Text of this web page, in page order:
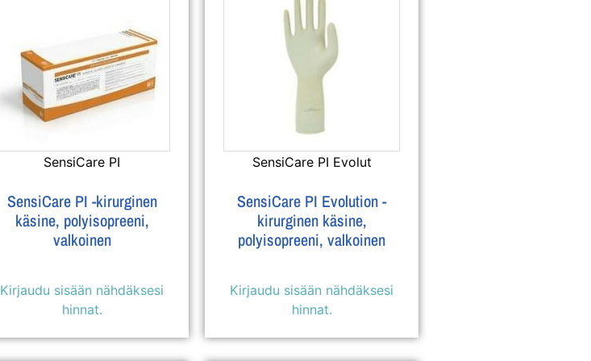
SensiCare PI
SensiCare PI -kirurginen
käsine, polyisopreeni,
valkoinen
Kirjaudu sisään nähdäksesi
hinnat.
SensiCare PI Evolut
SensiCare PI Evolution -
kirurginen käsine,
polyisopreeni, valkoinen
Kirjaudu sisään nähdäksesi
hinnat.